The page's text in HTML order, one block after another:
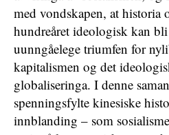
med vondskapen, at historia
hundreåret ideologisk kan
uunngåelege triumfen for
kapitalismen og det
globaliseringa. I denne
spenningsfylte kinesiske
innblanding – som